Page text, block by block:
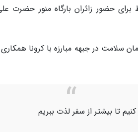
برای حضور زائران بارگاه منور
سلامت در جبهه مبارزه با کرونا
تا بیشتر از سفر لذت ببریم